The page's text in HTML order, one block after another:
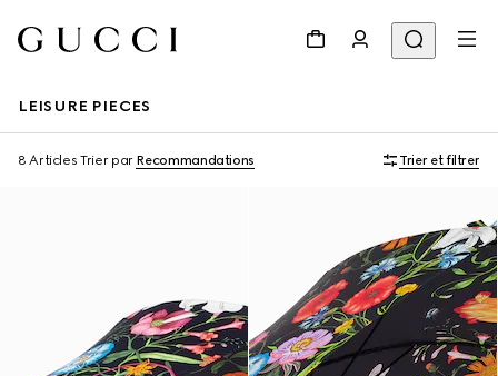
LEISURE PIECES
8 Articles Trier par Recommandations Trier et filtrer